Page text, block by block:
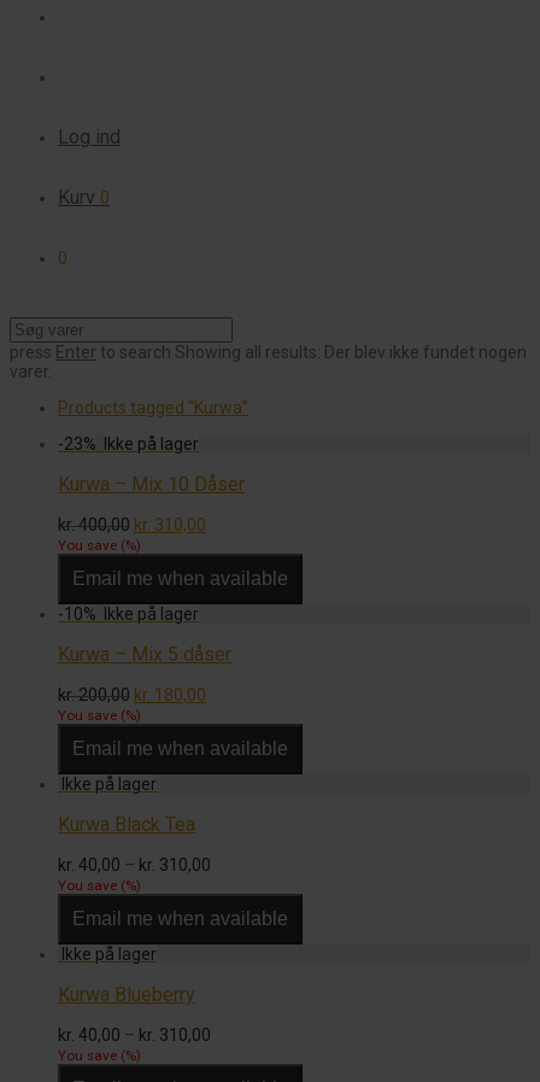
Log ind
Kurv 0
0
press Enter to search Showing all results: Der blev ikke fundet nogen
varer.
Products tagged “Kurwa”
-23%
Kurwa – Mix 10 Dåser
kr.400,00 Den
oprindelige
var:
kr. 400,00.
kr. 310,00
er:
kr. 310,00.
You save (%)
Email me when available
-10%
Kurwa – Mix 5 dåser
kr.200,00 Den
oprindelige
var:
kr. 200,00.
kr. 180,00
er:
kr. 180,00.
You save (%)
Email me when available
Kurwa Black Tea
kr. 40,00 – kr. 310,00
kr. 310,00
You save (%)
Email me when available
Kurwa Blueberry
kr. 40,00 – kr. 310,00
You save (%)